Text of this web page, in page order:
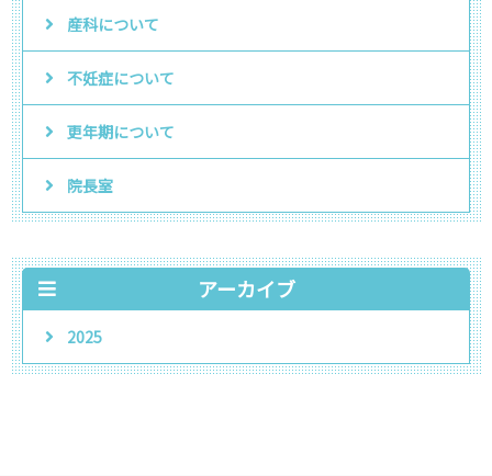
産科について
不妊症について
更年期について
院長室
アーカイブ
2025